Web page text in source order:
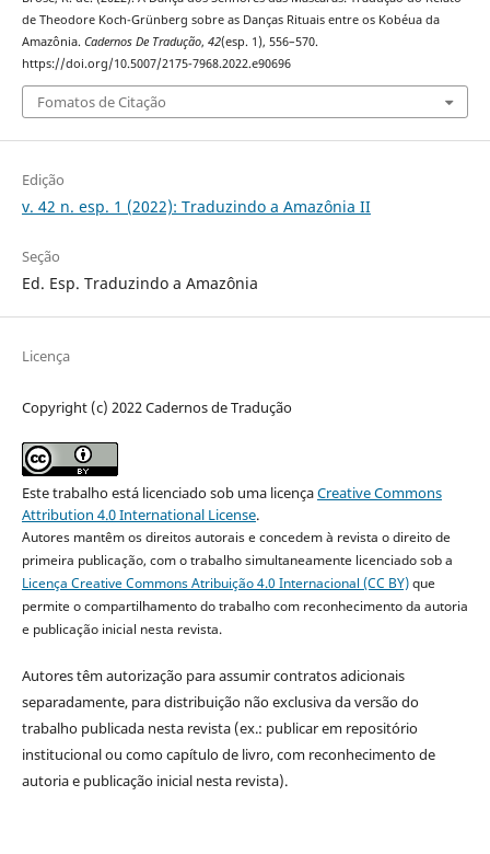
de Theodore Koch-Grünberg sobre as Danças Rituais entre os Kobéua da
Amazônia. Cadernos De Tradução, 42(esp. 1), 556–570.
https://doi.org/10.5007/2175-7968.2022.e90696
Fomatos de Citação
Edição
v. 42 n. esp. 1 (2022): Traduzindo a Amazônia II
Seção
Ed. Esp. Traduzindo a Amazônia
Licença
Copyright (c) 2022 Cadernos de Tradução
Este trabalho está licenciado sob uma licençaCreative Commons
Attribution 4.0 International License.
Autores mantêm os direitos autorais e concedem à revista o direito de
primeira publicação, com o trabalho simultaneamente licenciado sob a
Licença Creative Commons Atribuição 4.0 Internacional (CC BY)que
permite o compartilhamento do trabalho com reconhecimento da autoria
e publicação inicial nesta revista.
Autores têm autorização para assumir contratos adicionais
separadamente, para distribuição não exclusiva da versão do
trabalho publicada nesta revista (ex.: publicar em repositório
institucional ou como capítulo de livro, com reconhecimento de
autoria e publicação inicial nesta revista).